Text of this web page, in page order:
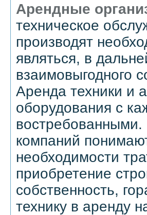
Арендные
техническое
производят
являться, в
взаимовыгодного
Аренда техники и
оборудования с
востребованными.
компаний
необходимости
приобретение
собственность,
технику в аренду